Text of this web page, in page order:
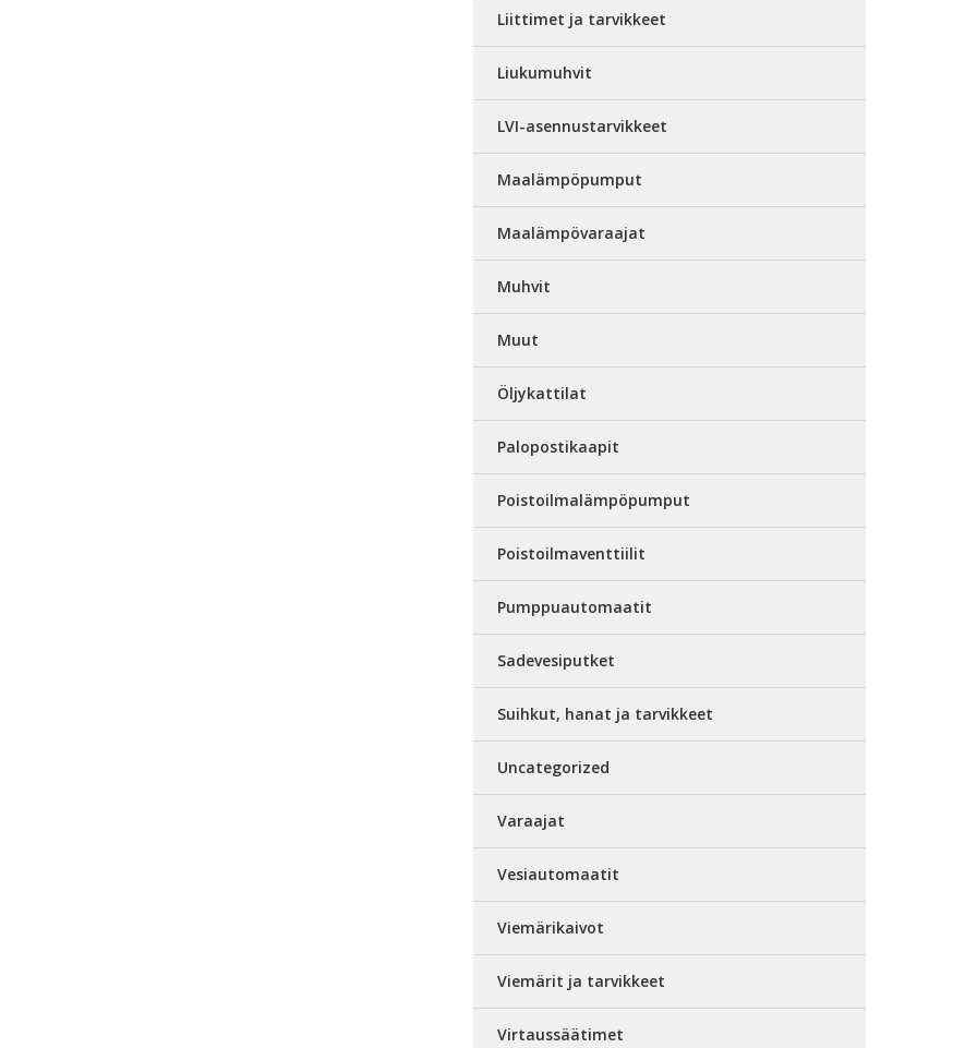
Liittimet ja tarvikkeet
Liukumuhvit
LVI-asennustarvikkeet
Maalämpöpumput
Maalämpövaraajat
Muhvit
Muut
Öljykattilat
Palopostikaapit
Poistoilmalämpöpumput
Poistoilmaventtiilit
Pumppuautomaatit
Sadevesiputket
Suihkut, hanat ja tarvikkeet
Uncategorized
Varaajat
Vesiautomaatit
Viemärikaivot
Viemärit ja tarvikkeet
Virtaussäätimet